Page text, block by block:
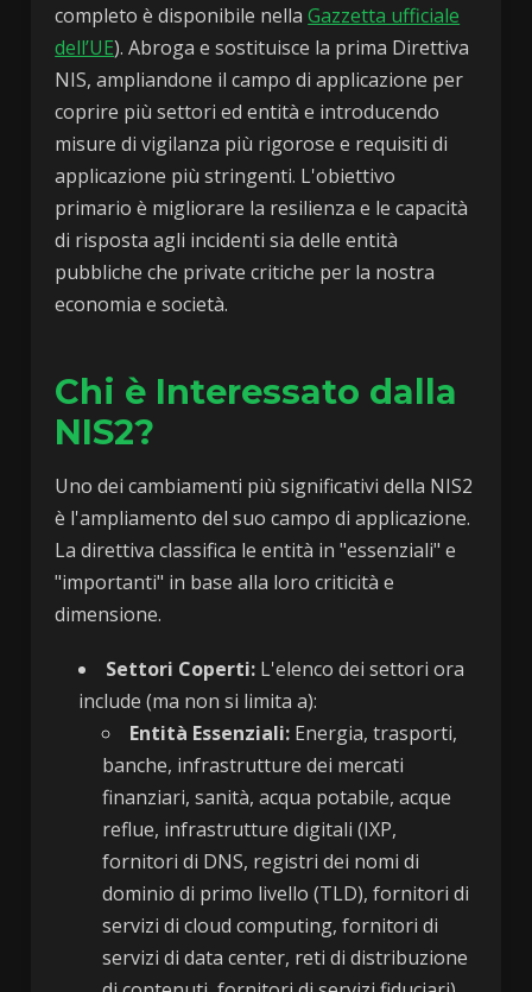
completo è disponibile nellaGazzetta ufficiale
dell’UE). Abroga e sostituisce la prima Direttiva
NIS, ampliandone il campo di applicazione per
coprire più settori ed entità e introducendo
misure di vigilanza più rigorose e requisiti di
applicazione più stringenti. L'obiettivo
primario è migliorare la resilienza e le capacità
di risposta agli incidenti sia delle entità
pubbliche che private critiche per la nostra
economia e società.
Chi è Interessato dalla
NIS2?
Uno dei cambiamenti più significativi della NIS2
è l'ampliamento del suo campo di applicazione.
La direttiva classifica le entità in "essenziali" e
"importanti" in base alla loro criticità e
dimensione.
Settori Coperti: L'elenco dei settori ora
include (ma non si limita a):
Entità Essenziali: Energia, trasporti,
banche, infrastrutture dei mercati
finanziari, sanità, acqua potabile, acque
reflue, infrastrutture digitali (IXP,
fornitori di DNS, registri dei nomi di
dominio di primo livello (TLD), fornitori di
servizi di cloud computing, fornitori di
servizi di data center, reti di distribuzione